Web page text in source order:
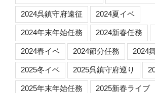
2024呉鎮守府遠征 2024夏イベ
2024年末年始任務 2024新春任務
2024春イベ 2024節分任務 2024
2025冬イベ 2025呉鎮守府巡り
2025年末年始任務 2025新春ライブ